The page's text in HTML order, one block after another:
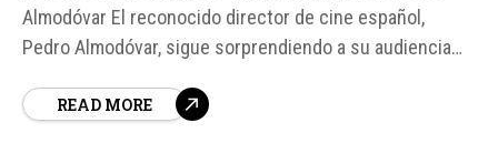
Almodóvar El reconocido director de cine español,
Pedro Almodóvar, sigue sorprendiendo a su audiencia
Después de su estreno en cines el pasado 20 de marzo,
READ MORE